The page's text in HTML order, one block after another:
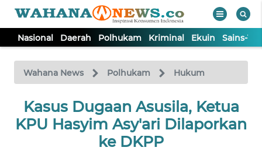
Nasional Daerah Polhukam Kriminal Ekuin Sains-
Wahana News Polhukam Hukum
Kasus Dugaan Asusila, Ketua
KPU Hasyim Asy'ari Dilaporkan
ke DKPP
TV
Tutup
NASIONAL